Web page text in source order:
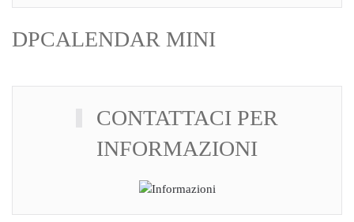
DPCALENDAR MINI
CONTATTACI PER
INFORMAZIONI